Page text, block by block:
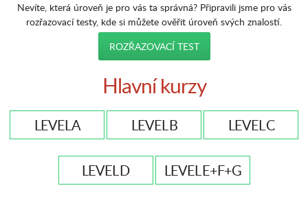
Nevíte, která úroveň je pro vás ta správná? Připravili jsme pro vás
rozřazovací testy, kde si můžete ověřit úroveň svých znalostí.
ROZŘAZOVACÍ TEST
Hlavní kurzy
LEVEL A LEVEL B LEVEL C
LEVEL D LEVEL E+F+G